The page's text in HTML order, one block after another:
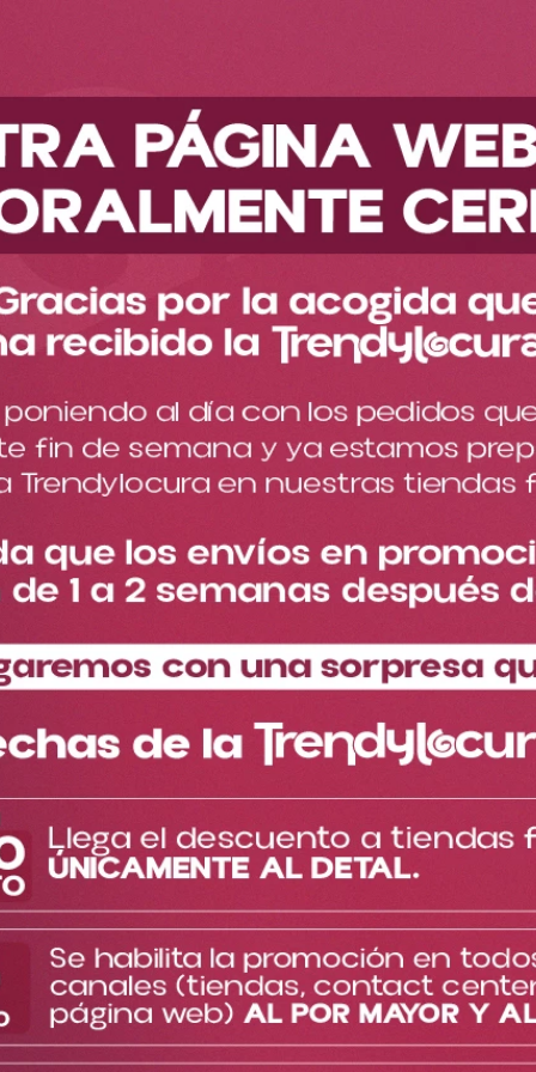
Accesorios Maquillaje Más accesorios Mini Trendylovers
Collar Dorado Princesas Ref
Cargando comentarios…
Estos collares con dije de princesa son perfectos para darle
un toque muy chic a tus outfits.
$10.000
Color ARIEL
Cantidad
＋
－
Descripción del producto
Especificaciones del
producto
Collar Dorado Princesas Ref DY2289
Estos collares con dije de princesa son perfectos para darle un
Escoge tu princesa favorita y llévala con estilo a todas partes.
Dijes redondos con impresiones de alta calidad.
Cadena delgada y resistente.
impresiones de alta calidad.
TE PUEDE INTERESAR
Cargando el resumen…